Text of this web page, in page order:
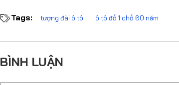
Tags: tượng đài ô tô ô tô đỗ 1 chỗ 60 năm
BÌNH LUẬN